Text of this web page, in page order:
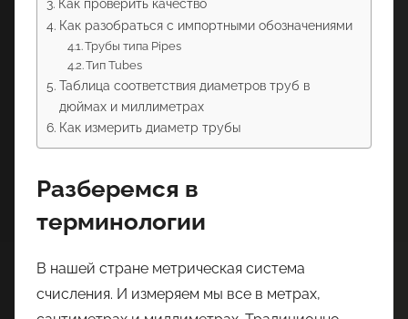
Как проверить качество
Как разобраться с импортными обозначениями
Трубы типа Pipes
Тип Tubes
Таблица соответствия диаметров труб в
дюймах и миллиметрах
Как измерить диаметр трубы
Разберемся в
терминологии
В нашей стране метрическая система
счисления. И измеряем мы все в метрах,